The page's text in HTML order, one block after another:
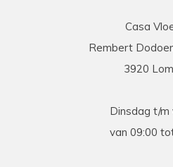
Casa
Rembert
3920
Dinsdag t/m
van 09:00